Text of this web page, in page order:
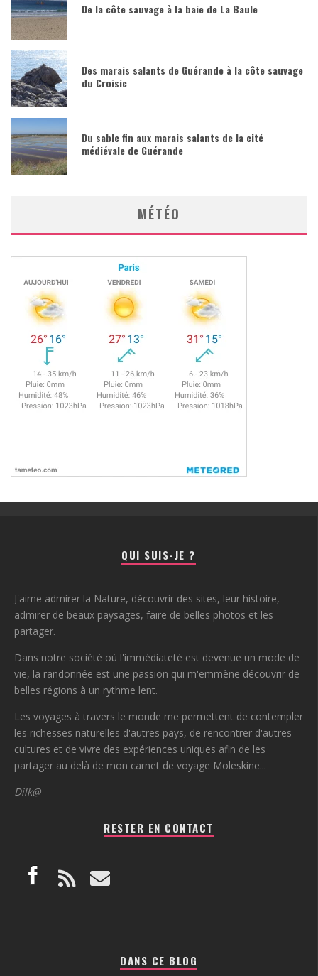
De la côte sauvage à la baie de La Baule
Des marais salants de Guérande à la côte sauvage
du Croisic
Du sable fin aux marais salants de la cité
médiévale de Guérande
MÉTÉO
QUI SUIS-JE ?
J'aime admirer la Nature, découvrir des sites, leur histoire,
admirer de beaux paysages, faire de belles photos et les
partager.
Dans notre société où l'immédiateté est devenue un mode de
vie, la randonnée est une passion qui m'emmène découvrir de
belles régions à un rythme lent.
Les voyages à travers le monde me permettent de contempler
les richesses naturelles d'autres pays, de rencontrer d'autres
cultures et de vivre des expériences uniques afin de les
partager au delà de mon carnet de voyage Moleskine...
Dilk@
RESTER EN CONTACT
DANS CE BLOG